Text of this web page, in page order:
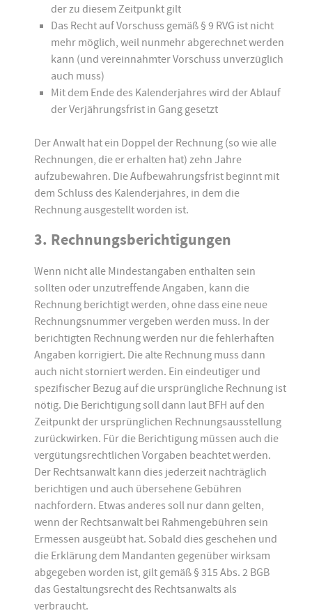
der zu diesem Zeitpunkt gilt
Das Recht auf Vorschuss gemäß § 9 RVG ist nicht
mehr möglich, weil nunmehr abgerechnet werden
kann (und vereinnahmter Vorschuss unverzüglich
auch muss)
Mit dem Ende des Kalenderjahres wird der Ablauf
der Verjährungsfrist in Gang gesetzt
Der Anwalt hat ein Doppel der Rechnung (so wie alle
Rechnungen, die er erhalten hat) zehn Jahre
aufzubewahren. Die Aufbewahrungsfrist beginnt mit
dem Schluss des Kalenderjahres, in dem die
Rechnung ausgestellt worden ist.
3. Rechnungsberichtigungen
Wenn nicht alle Mindestangaben enthalten sein
sollten oder unzutreffende Angaben, kann die
Rechnung berichtigt werden, ohne dass eine neue
Rechnungsnummer vergeben werden muss. In der
berichtigten Rechnung werden nur die fehlerhaften
Angaben korrigiert. Die alte Rechnung muss dann
auch nicht storniert werden. Ein eindeutiger und
spezifischer Bezug auf die ursprüngliche Rechnung ist
nötig. Die Berichtigung soll dann laut BFH auf den
Zeitpunkt der ursprünglichen Rechnungsausstellung
zurückwirken. Für die Berichtigung müssen auch die
vergütungsrechtlichen Vorgaben beachtet werden.
Der Rechtsanwalt kann dies jederzeit nachträglich
berichtigen und auch übersehene Gebühren
nachfordern. Etwas anderes soll nur dann gelten,
wenn der Rechtsanwalt bei Rahmengebühren sein
Ermessen ausgeübt hat. Sobald dies geschehen und
die Erklärung dem Mandanten gegenüber wirksam
abgegeben worden ist, gilt gemäß § 315 Abs. 2 BGB
das Gestaltungsrecht des Rechtsanwalts als
verbraucht.